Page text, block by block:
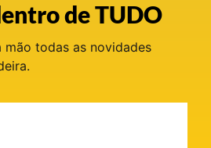
de TUDO
mão todas as novidades